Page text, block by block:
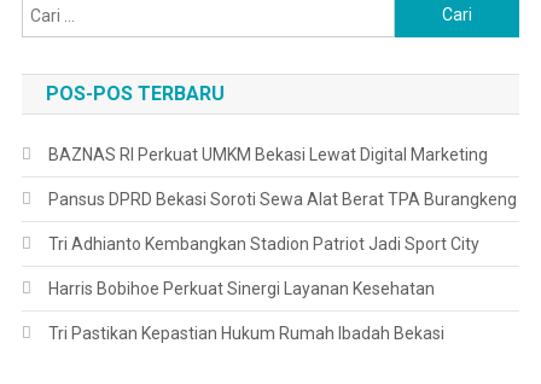
untuk:
POS-POS TERBARU
BAZNAS RI Perkuat UMKM Bekasi Lewat Digital Marketing
Pansus DPRD Bekasi Soroti Sewa Alat Berat TPA Burangkeng
Tri Adhianto Kembangkan Stadion Patriot Jadi Sport City
Harris Bobihoe Perkuat Sinergi Layanan Kesehatan
Tri Pastikan Kepastian Hukum Rumah Ibadah Bekasi